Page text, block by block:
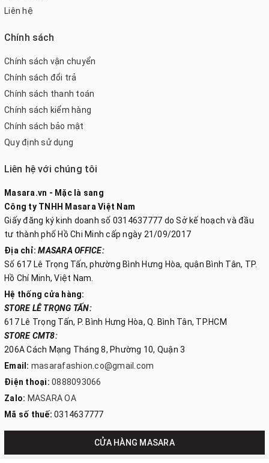
Liên hệ
Chính sách
Chính sách vận chuyển
Chính sách đổi trả
Chính sách thanh toán
Chính sách kiểm hàng
Chính sách bảo mật
Quy định sử dụng
Liên hệ với chúng tôi
Masara.vn - Mặc là sang
Công ty TNHH Masara Việt Nam
Giấy đăng ký kinh doanh số 0314637777 do Sở kế hoạch và đầu
tư thành phố Hồ Chi Minh cấp ngày 21/09/2017
Địa chỉ: MASARA OFFICE:
Số 617 Lê Trọng Tấn, phường Bình Hưng Hòa, quận Bình Tân, TP.
Hồ Chí Minh, Việt Nam.
Hệ thống cửa hàng:
STORE LÊ TRỌNG TẤN:
617 Lê Trọng Tấn, P. Bình Hưng Hòa, Q. Bình Tân, TP.HCM
STORE CMT8:
206A Cách Mạng Tháng 8, Phường 10, Quận 3
Email: masarafashion.co@gmail.com
Điện thoại: 0888093066
Zalo: MASARA OA
Mã số thuế: 0314637777
CỬA HÀNG MASARA